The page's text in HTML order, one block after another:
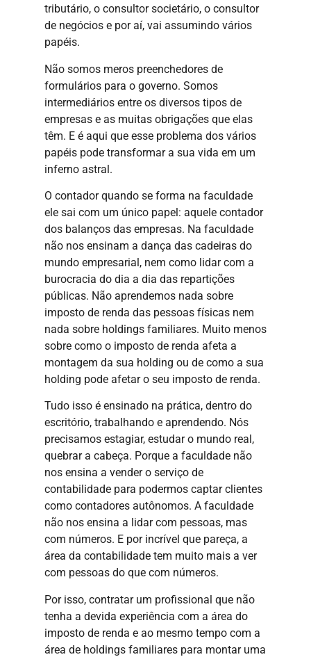
tributário, o consultor societário, o consultor
de negócios e por aí, vai assumindo vários
papéis.
Não somos meros preenchedores de
formulários para o governo. Somos
intermediários entre os diversos tipos de
empresas e as muitas obrigações que elas
têm. E é aqui que esse problema dos vários
papéis pode transformar a sua vida em um
inferno astral.
O contador quando se forma na faculdade
ele sai com um único papel: aquele contador
dos balanços das empresas. Na faculdade
não nos ensinam a dança das cadeiras do
mundo empresarial, nem como lidar com a
burocracia do dia a dia das repartições
públicas. Não aprendemos nada sobre
imposto de renda das pessoas físicas nem
nada sobre holdings familiares. Muito menos
sobre como o imposto de renda afeta a
montagem da sua holding ou de como a sua
holding pode afetar o seu imposto de renda.
Tudo isso é ensinado na prática, dentro do
escritório, trabalhando e aprendendo. Nós
precisamos estagiar, estudar o mundo real,
quebrar a cabeça. Porque a faculdade não
nos ensina a vender o serviço de
contabilidade para podermos captar clientes
como contadores autônomos. A faculdade
não nos ensina a lidar com pessoas, mas
com números. E por incrível que pareça, a
área da contabilidade tem muito mais a ver
com pessoas do que com números.
Por isso, contratar um profissional que não
tenha a devida experiência com a área do
imposto de renda e ao mesmo tempo com a
área de holdings familiares para montar uma